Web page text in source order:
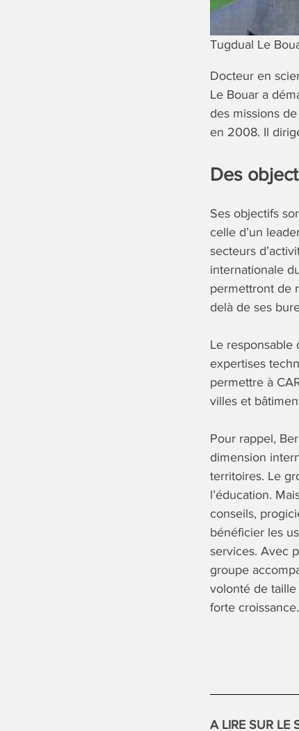
Tugdual Le
Docteur en
Le Bouar a
des missions
en 2008. Il
Des
Ses objectifs
celle d’un
secteurs
internationale
permettront de
delà de ses
Le responsable
expertises
permettre à
villes et
Pour rappel,
dimension
territoires. Le
l’éducation.
conseils,
bénéficier les
services. Avec
groupe
volonté de taille
forte croissance.
A LIRE SUR LE